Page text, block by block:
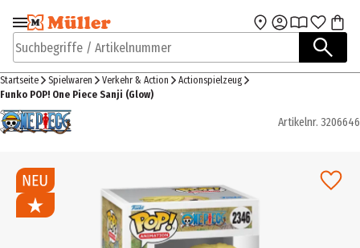
Zur Navigation
springen
Zum Hauptinhalt
Suchbegriffe / Artikelnummer
Startseite Spielwaren Verkehr & Action
Actionspielzeug
Funko POP! One Piece Sanji (Glow)
Artikelnr. 3206646